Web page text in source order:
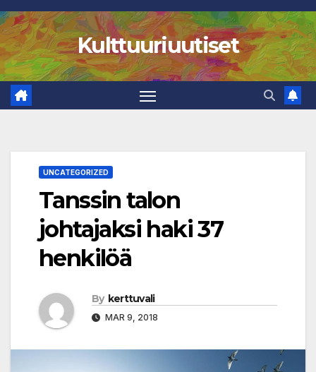
Skip
to
content
Kulttuuriuutiset
UNCATEGORIZED
Tanssin talon
johtajaksi haki 37
henkilöä
By kerttuvali
MAR 9, 2018